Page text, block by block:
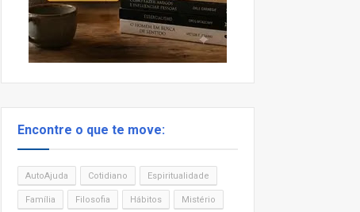
Encontre o que te move:
AutoAjuda Cotidiano Espiritualidade
Família Filosofia Hábitos Mistério